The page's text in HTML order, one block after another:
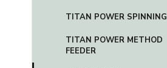
TITAN POWER SPINNING
TITAN POWER METHOD
FEEDER